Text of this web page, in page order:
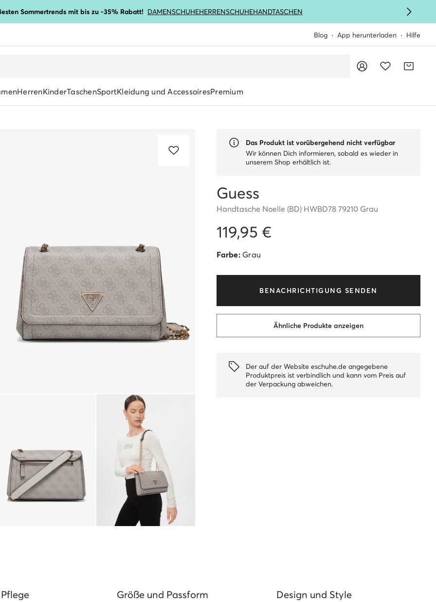
Sommertrends mit bis zu -35% Rabatt! DAMENSCHUHEHERRENSCHUHEHANDTASCHEN
Blog App herunterladen Hilfe
HerrenKinderTaschenSportKleidung und AccessoiresPremium
Das Produkt ist vorübergehend nicht verfügbar
Wir können Dich informieren, sobald es wieder in
unserem Shop erhältlich ist.
Guess
Handtasche Noelle (BD) HWBD78 79210 Grau
119,95 €
Farbe:Grau
BENACHRICHTIGUNG SENDEN
Ähnliche Produkte anzeigen
Der auf der Website eschuhe.de angegebene
Produktpreis ist verbindlich und kann vom Preis auf
der Verpackung abweichen.
Größe und Passform Design und Style